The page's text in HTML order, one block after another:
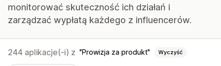
monitorować skuteczność ich działań i
zarządzać wypłatą każdego z influencerów.
244 aplikacje(-i) z Prowizja za produkt Wyczyść